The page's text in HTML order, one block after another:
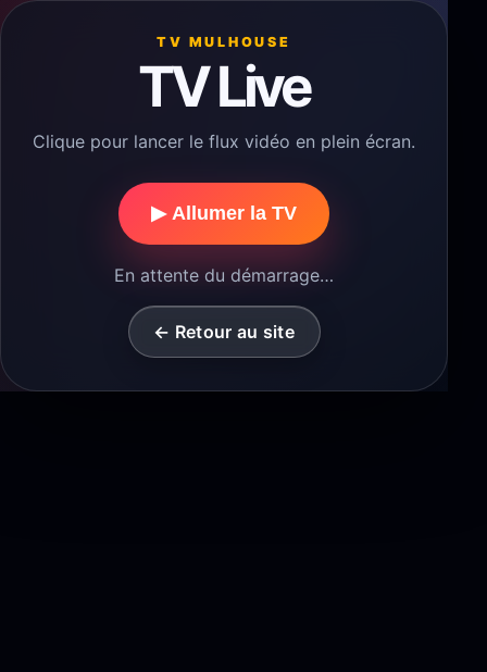
TV MULHOUSE
TV Live
Clique pour lancer le flux vidéo en plein écran.
▶ Allumer la TV
En attente du démarrage…
← Retour au site